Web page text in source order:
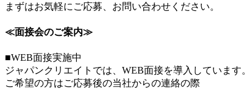
まずはお気軽にご応募、お問い合わせください。
≪面接会のご案内≫
■WEB面接実施中
ジャパンクリエイトでは、WEB面接を導入しています。
ご希望の方はご応募後の当社からの連絡の際